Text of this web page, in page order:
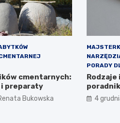
cmentarnych:
preparaty
Bukowska
PORADY
4